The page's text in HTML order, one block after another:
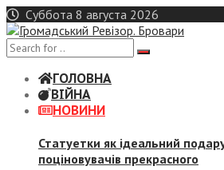
Skip
to
content
Суббота 8 августа 2026
ГОЛОВНА
ВІЙНА
НОВИНИ
Статуетки як ідеальний
поціновувачів прекрасного